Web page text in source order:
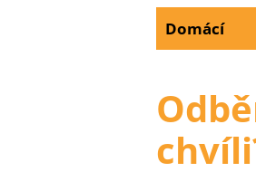
Domácí